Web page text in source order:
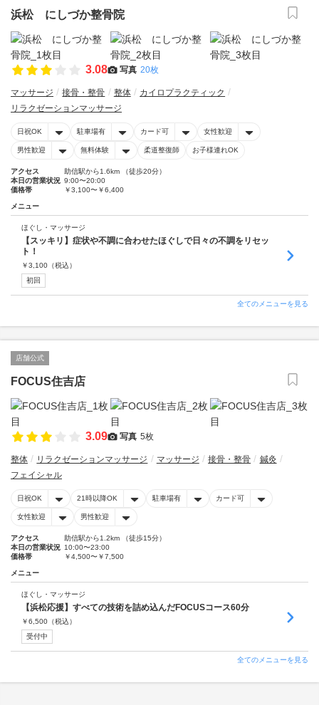
浜松 にしづか整骨院
3.08 写真 20枚
マッサージ 接骨・整骨 整体
カイロプラクティック
リラクゼーションマッサージ
日祝OK 駐車場有 カード可 女性歓迎
男性歓迎 無料体験 柔道整復師 お子様連れOK
アクセス
助信駅から1.6km （徒歩20分）
本日の営業状況 9:00〜20:00
価格帯
￥3,100〜￥6,400
メニュー
ほぐし・マッサージ
【スッキリ】症状や不調に合わせたほぐしで日々の不調をリセッ
ト！
￥3,100 （税込）
初回
全てのメニューを見る
店舗公式
FOCUS住吉店
3.09 写真 5枚
整体 リラクゼーションマッサージ マッサージ 接骨・整骨
鍼灸
フェイシャル
日祝OK 21時以降OK 駐車場有 カード可
女性歓迎 男性歓迎
アクセス
助信駅から1.2km （徒歩15分）
本日の営業状況 10:00〜23:00
価格帯
￥4,500〜￥7,500
メニュー
ほぐし・マッサージ
【浜松応援】すべての技術を詰め込んだFOCUSコース60分
￥6,500 （税込）
受付中
全てのメニューを見る